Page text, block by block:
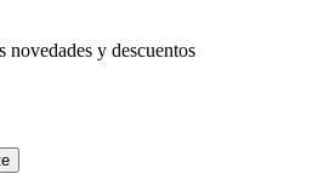
novedades y descuentos